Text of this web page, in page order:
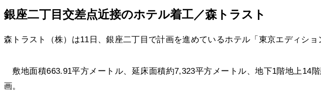
銀座二丁目交差点近接のホテル着工／森トラスト
森トラスト（株）は11日、銀座二丁目で計画を進めているホテル「東京エディシ
敷地面積663.91平方メートル、延床面積約7,323平方メートル、地下1階地上14
画。